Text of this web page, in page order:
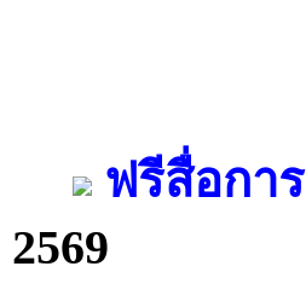
ฟรีสื่อกา
2569